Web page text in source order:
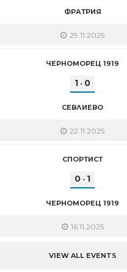
ФРАТРИЯ
29.11.2025
ЧЕРНОМОРЕЦ 1919
1 - 0
СЕВЛИЕВО
22.11.2025
СПОРТИСТ
0 - 1
ЧЕРНОМОРЕЦ 1919
16.11.2025
VIEW ALL EVENTS